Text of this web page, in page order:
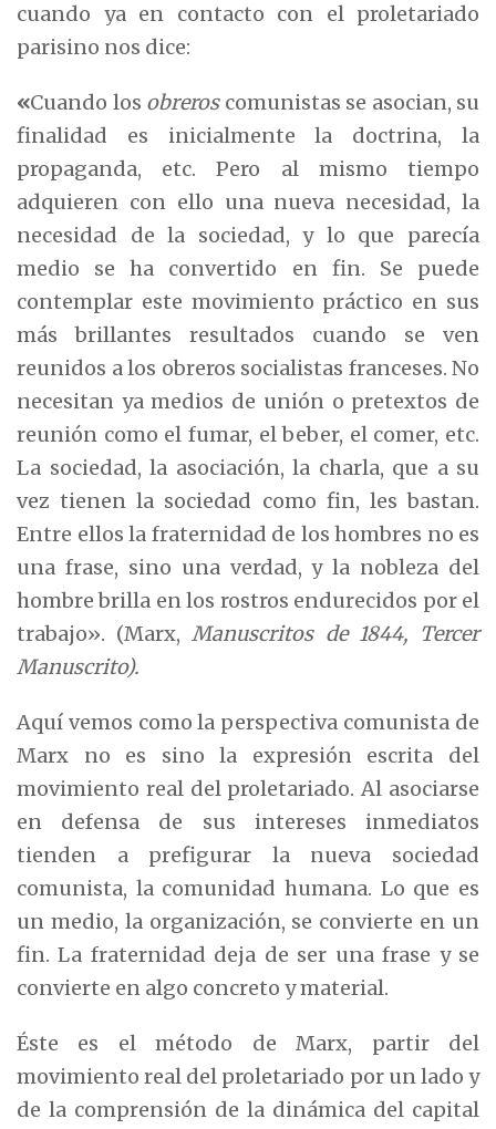
cuando ya en contacto con el proletariado
parisino nos dice:
«Cuando los obreroscomunistas se asocian, su
finalidad es inicialmente la doctrina, la
propaganda, etc. Pero al mismo tiempo
adquieren con ello una nueva necesidad, la
necesidad de la sociedad, y lo que parecía
medio se ha convertido en fin. Se puede
contemplar este movimiento práctico en sus
más brillantes resultados cuando se ven
reunidos a los obreros socialistas franceses. No
necesitan ya medios de unión o pretextos de
reunión como el fumar, el beber, el comer, etc.
La sociedad, la asociación, la charla, que a su
vez tienen la sociedad como fin, les bastan.
Entre ellos la fraternidad de los hombres no es
una frase, sino una verdad, y la nobleza del
hombre brilla en los rostros endurecidos por el
trabajo». (Marx,Manuscritos de 1844, Tercer
Manuscrito).
Aquí vemos como la perspectiva comunista de
Marx no es sino la expresión escrita del
movimiento real del proletariado. Al asociarse
en defensa de sus intereses inmediatos
tienden a prefigurar la nueva sociedad
comunista, la comunidad humana. Lo que es
un medio, la organización, se convierte en un
fin. La fraternidad deja de ser una frase y se
convierte en algo concreto y material.
Éste es el método de Marx, partir del
movimiento real del proletariado por un lado y
de la comprensión de la dinámica del capital